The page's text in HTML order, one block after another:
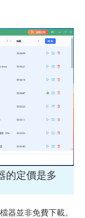
的定價是多
器並非免費下載。